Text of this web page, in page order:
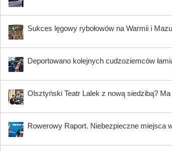
Sukces lęgowy rybołowów na Warmii i
Deportowano kolejnych cudzoziemców
Olsztyński Teatr Lalek z nową siedzibą?
Rowerowy Raport. Niebezpieczne miejsca